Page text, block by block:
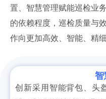
置、智慧管理赋能巡检业
的依赖程度，巡检质量与
作向更加高效、智能、精
智
创新采用智能背包、头